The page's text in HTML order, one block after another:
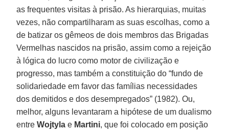
as frequentes visitas à prisão. As hierarquias, muitas
vezes, não compartilharam as suas escolhas, como a
de batizar os gêmeos de dois membros das Brigadas
Vermelhas nascidos na prisão, assim como a rejeição
à lógica do lucro como motor de civilização e
progresso, mas também a constituição do “fundo de
solidariedade em favor das famílias necessidades
dos demitidos e dos desempregados” (1982). Ou,
melhor, alguns levantaram a hipótese de um dualismo
entreWojtyla e Martini, que foi colocado em posição